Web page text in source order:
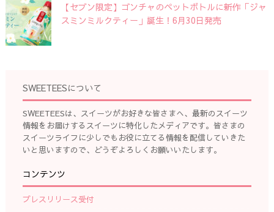
【セブン限定】ゴンチャのペットボトルに新作「ジャ
スミンミルクティー」誕生！6月30日発売
SWEETEESについて
SWEETEESは、スイーツがお好きな皆さまへ、最新のスイーツ
情報をお届けするスイーツに特化したメディアです。皆さまの
スイーツライフに少しでもお役に立てる情報を配信していきた
いと思いますので、どうぞよろしくお願いいたします。
コンテンツ
プレスリリース受付